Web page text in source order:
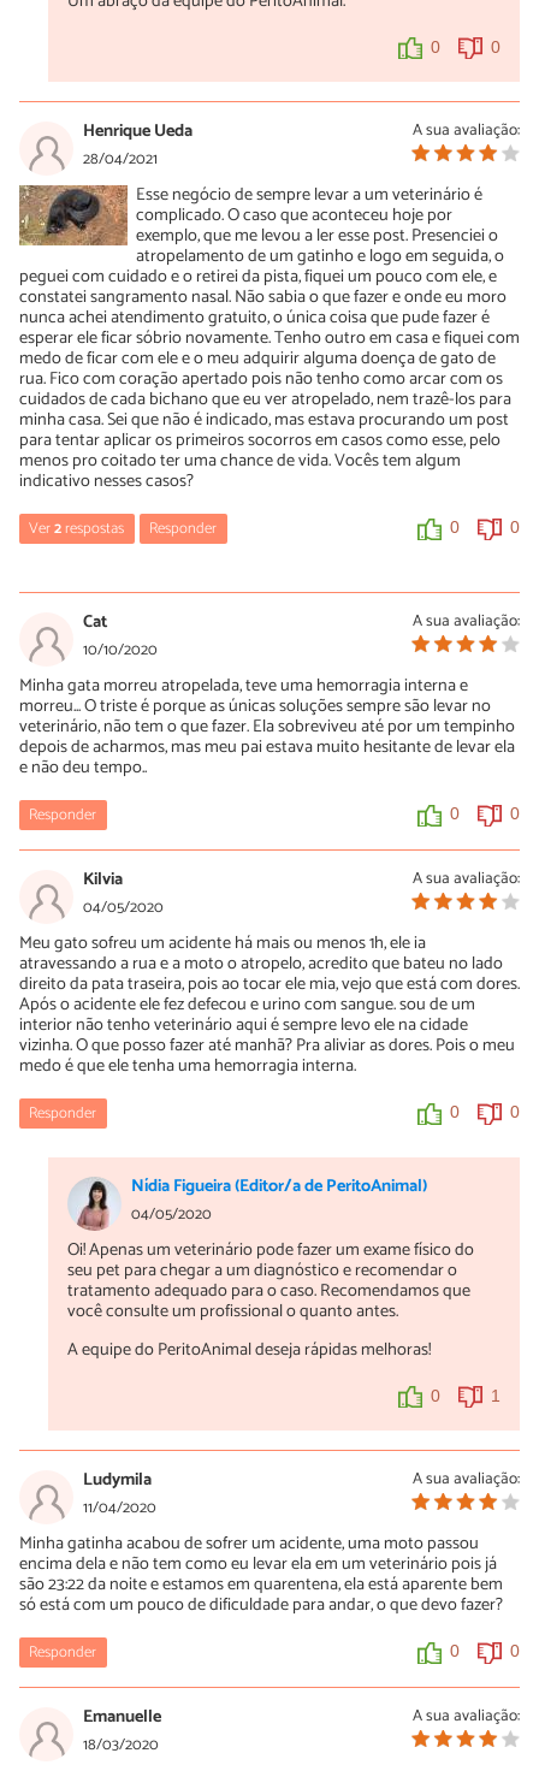
0 0
A sua avaliação:
Henrique Ueda
28/04/2021
Esse negócio de sempre levar a um veterinário é
complicado. O caso que aconteceu hoje por
exemplo, que me levou a ler esse post. Presenciei o
atropelamento de um gatinho e logo em seguida, o
peguei com cuidado e o retirei da pista, fiquei um pouco com ele, e
constatei sangramento nasal. Não sabia o que fazer e onde eu moro
nunca achei atendimento gratuito, o única coisa que pude fazer é
esperar ele ficar sóbrio novamente. Tenho outro em casa e fiquei com
medo de ficar com ele e o meu adquirir alguma doença de gato de
rua. Fico com coração apertado pois não tenho como arcar com os
cuidados de cada bichano que eu ver atropelado, nem trazê-los para
minha casa. Sei que não é indicado, mas estava procurando um post
para tentar aplicar os primeiros socorros em casos como esse, pelo
menos pro coitado ter uma chance de vida. Vocês tem algum
indicativo nesses casos?
Ver2respostas Responder 0 0
Eu também estou passando por isso. Estou com 1 gato(a) de rua
atropelado aqui na minha casa. Desde ontem tento alimentá-lo
e medicar, porém ele não reage, esta consciente, porém, não
reage. E também, não tenho recursos para levar para o
veterinário. 😔
Luana
06/02/2022
Eu estou assim gata atropelada ela já e velha porém cortou o
rabo todo e quebrou uma perna levei no veterinário e ele não fez
exames apenas medicou e fez a cirurgia do rabo ,porém ela não
come e nem bebe água ,não sei o que fazer .
0
A sua avaliação:
Cat
10/10/2020
Minha gata morreu atropelada, teve uma hemorragia interna e
morreu... O triste é porque as únicas soluções sempre são levar no
veterinário, não tem o que fazer. Ela sobreviveu até por um tempinho
depois de acharmos, mas meu pai estava muito hesitante de levar ela
e não deu tempo..
Responder 0 0
A sua avaliação:
Kilvia
04/05/2020
Meu gato sofreu um acidente há mais ou menos 1h, ele ia
atravessando a rua e a moto o atropelo, acredito que bateu no lado
direito da pata traseira, pois ao tocar ele mia, vejo que está com dores.
Após o acidente ele fez defecou e urino com sangue. sou de um
interior não tenho veterinário aqui é sempre levo ele na cidade
vizinha. O que posso fazer até manhã? Pra aliviar as dores. Pois o meu
medo é que ele tenha uma hemorragia interna.
Responder 0 0
Nídia Figueira (Editor/a de PeritoAnimal)
04/05/2020
Oi! Apenas um veterinário pode fazer um exame físico do
seu pet para chegar a um diagnóstico e recomendar o
tratamento adequado para o caso. Recomendamos que
você consulte um profissional o quanto antes.
A equipe do PeritoAnimal deseja rápidas melhoras!
0 1
A sua avaliação:
Ludymila
11/04/2020
Minha gatinha acabou de sofrer um acidente, uma moto passou
encima dela e não tem como eu levar ela em um veterinário pois já
são 23:22 da noite e estamos em quarentena, ela está aparente bem
só está com um pouco de dificuldade para andar, o que devo fazer?
Responder 0 0
A sua avaliação:
Emanuelle
18/03/2020